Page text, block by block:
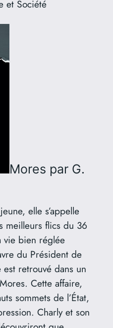
et Société
Mores par G.
elle s’appelle
meilleurs flics du 36
vie bien réglée
du Président de
est retrouvé dans un
Cette affaire,
sommets de l’État,
Charly et son